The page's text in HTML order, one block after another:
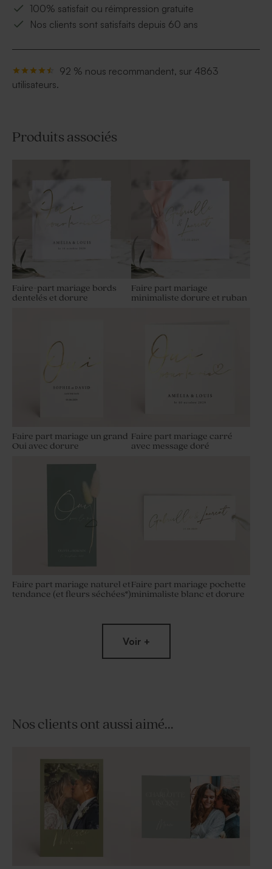
100% satisfait ou réimpression gratuite
Nos clients sont satisfaits depuis 60 ans
92 % nous recommandent, sur 4863
utilisateurs.
Produits associés
Faire-part mariage bords
dentelés et dorure
Faire part mariage
minimaliste dorure et ruban
Faire part mariage un grand
Oui avec dorure
Faire part mariage carré
avec message doré
Faire part mariage naturel et
tendance (et fleurs séchées*)
Faire part mariage pochette
minimaliste blanc et dorure
Oui pour la vie et vson ruban
Voir +
Nos clients ont aussi aimé...